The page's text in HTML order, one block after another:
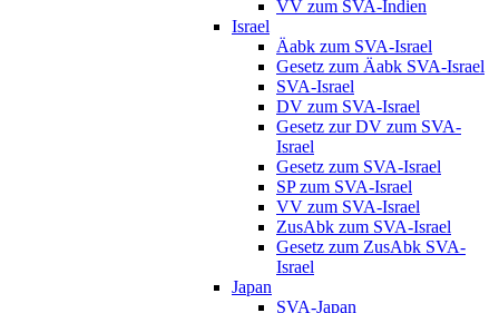
VV zum SVA-Indien
Israel
Äabk zum SVA-Israel
Gesetz zum Äabk SVA-Israel
SVA-Israel
DV zum SVA-Israel
Gesetz zur DV zum SVA-
Israel
Gesetz zum SVA-Israel
SP zum SVA-Israel
VV zum SVA-Israel
ZusAbk zum SVA-Israel
Gesetz zum ZusAbk SVA-
Israel
Japan
SVA-Japan